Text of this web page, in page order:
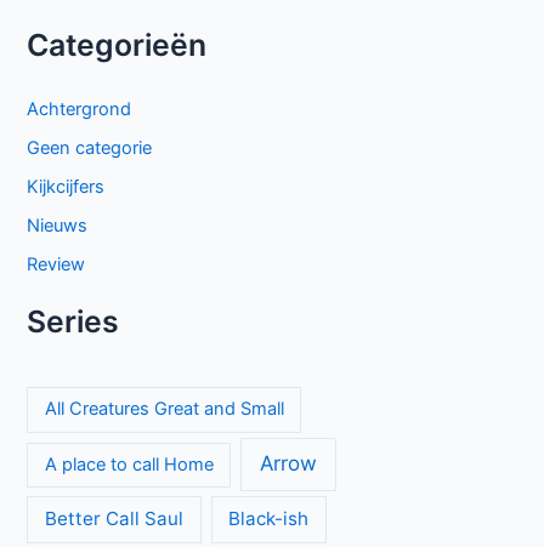
Categorieën
Achtergrond
Geen categorie
Kijkcijfers
Nieuws
Review
Series
All Creatures Great and Small
A place to call Home Arrow
Better Call Saul Black-ish